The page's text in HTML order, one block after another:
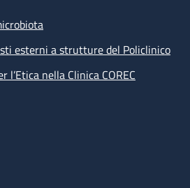
esterni a strutture del Policlinico
l’Etica nella Clinica COREC